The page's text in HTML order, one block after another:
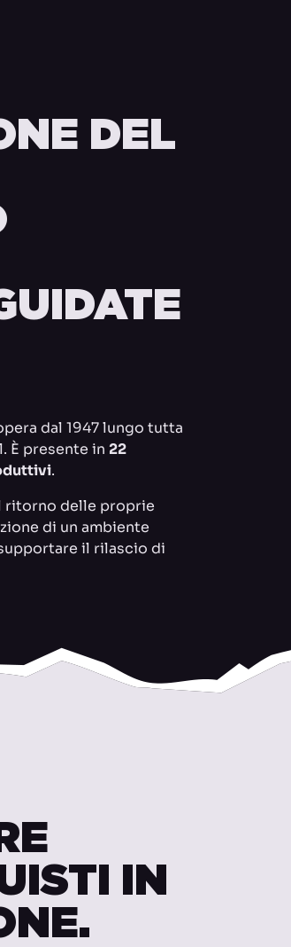
DEL
dal 1947 lungo tutta
È presente in 22
.
ritorno delle proprie
di un ambiente
il rilascio di
IN